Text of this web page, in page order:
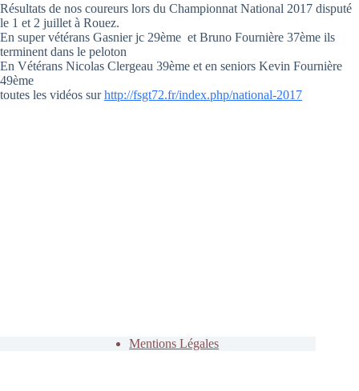
Résultats de nos coureurs lors du Championnat National 2017 disputé
le 1 et 2 juillet à Rouez.
En super vétérans Gasnier jc 29ème et Bruno Fournière 37ème ils
terminent dans le peloton
En Vétérans Nicolas Clergeau 39ème et en seniors Kevin Fournière
49ème
toutes les vidéos surhttp://fsgt72.fr/index.php/national-2017
Mentions Légales